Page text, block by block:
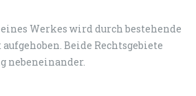
Werkes wird durch bestehende
Beide Rechtsgebiete
nebeneinander.